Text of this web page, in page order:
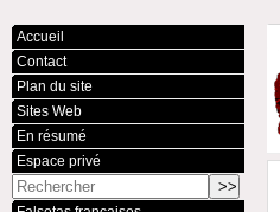
Accueil
Contact
Plan du site
Sites Web
En résumé
Espace privé